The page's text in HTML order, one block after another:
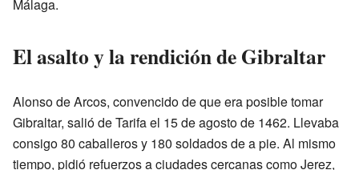
Málaga.
El asalto y la rendición de Gibraltar
Alonso de Arcos, convencido de que era posible tomar
Gibraltar, salió de Tarifa el 15 de agosto de 1462. Llevaba
consigo 80 caballeros y 180 soldados de a pie. Al mismo
tiempo, pidió refuerzos a ciudades cercanas como Jerez,